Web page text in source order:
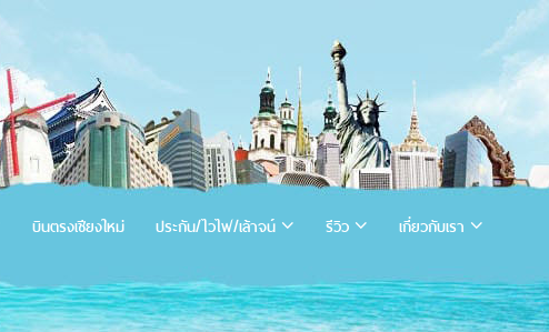
บินตรงเชียงใหม่ ประกัน/ไวไฟ/เล้าจน์ รีวิว เกี่ยวกับเรา